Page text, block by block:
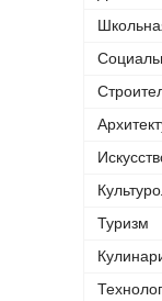
Туризм